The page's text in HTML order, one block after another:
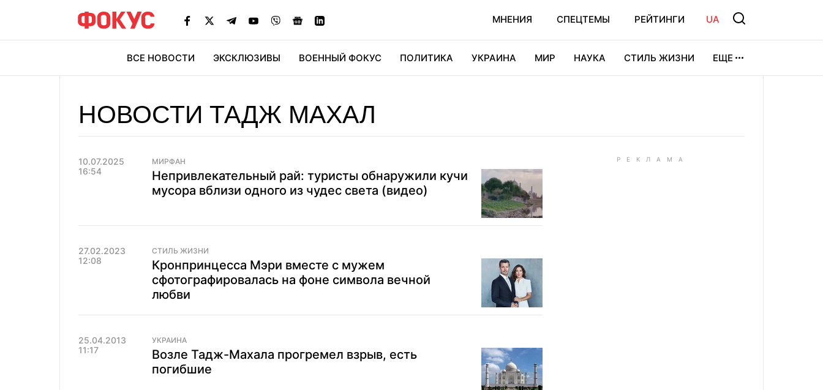
МНЕНИЯ СПЕЦТЕМЫ РЕЙТИНГИ UA
ВСЕ НОВОСТИ ЭКСКЛЮЗИВЫ ВОЕННЫЙ ФОКУС ПОЛИТИКА УКРАИНА МИР НАУКА СТИЛЬ ЖИЗНИ ЕЩЕ
НОВОСТИ ТАДЖ МАХАЛ
10.07.2025
16:54
МИРФАН
Непривлекательный рай: туристы обнаружили кучи
мусора вблизи одного из чудес света (видео)
27.02.2023
12:08
СТИЛЬ ЖИЗНИ
Кронпринцесса Мэри вместе с мужем
сфотографировалась на фоне символа вечной
любви
25.04.2013
11:17
УКРАИНА
Возле Тадж-Махала прогремел взрыв, есть
погибшие